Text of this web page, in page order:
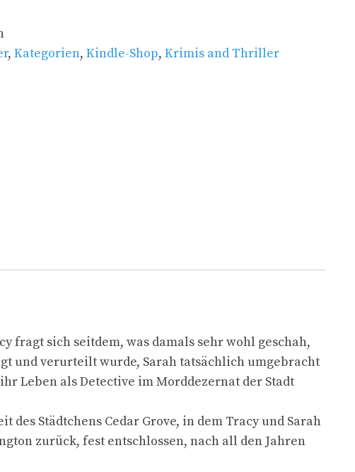
,Kategorien,Kindle-Shop,Krimis and Thriller
fragt sich seitdem, was damals sehr wohl geschah,
und verurteilt wurde, Sarah tatsächlich umgebracht
Leben als Detective im Morddezernat der Stadt
Städtchens Cedar Grove, in dem Tracy und Sarah
zurück, fest entschlossen, nach all den Jahren